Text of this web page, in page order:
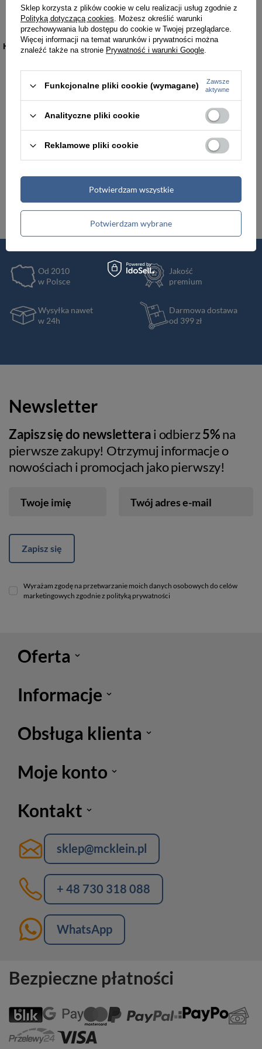
19,99 zł 39,99 zł
KATEGORIE
Torebki damskie Torby damskie
Teczki męskie
Portfele
Renowacja skóry
Od 2010
w Polsce
Jakość
premium
Wysyłka nawet
w 24h
Darmowa dostawa
od 399 zł
Newsletter
Zapisz się do newsletterai odbierz5%na
pierwsze zakupy! Otrzymuj informacje o
nowościach i promocjach jako pierwszy!
Twoje imię Twój adres e-mail
Zapisz się
Wyrażam zgodę na przetwarzanie moich danych osobowych do celów
marketingowych zgodnie z polityką prywatności
Oferta
Informacje
Obsługa klienta
Moje konto
Kontakt
sklep@mcklein.pl
+ 48 730 318 088
WhatsApp
Bezpieczne płatności
Sklep korzysta z plików cookie w celu realizacji usług zgodnie z
Polityką dotyczącą cookies. Możesz określić warunki
przechowywania lub dostępu do cookie w Twojej przeglądarce.
Więcej informacji na temat warunków i prywatności można
znaleźć także na stronie Prywatność i warunki Google.
Funkcjonalne pliki cookie (wymagane)
Zawsze
aktywne
Analityczne pliki cookie
Reklamowe pliki cookie
Potwierdzam wybrane
Potwierdzam wszystkie